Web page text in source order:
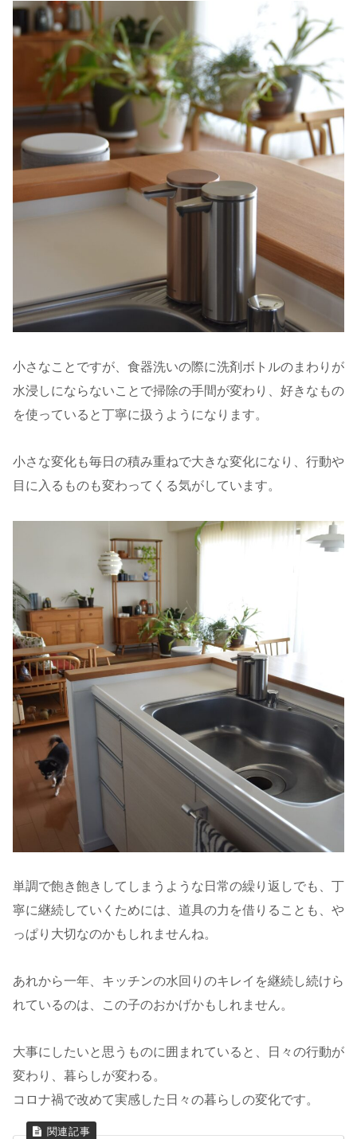
小さなことですが、食器洗いの際に洗剤ボトルのまわりが
水浸しにならないことで掃除の手間が変わり、好きなもの
を使っていると丁寧に扱うようになります。
小さな変化も毎日の積み重ねで大きな変化になり、行動や
目に入るものも変わってくる気がしています。
単調で飽き飽きしてしまうような日常の繰り返しでも、丁
寧に継続していくためには、道具の力を借りることも、や
っぱり大切なのかもしれませんね。
あれから一年、キッチンの水回りのキレイを継続し続けら
れているのは、この子のおかげかもしれません。
大事にしたいと思うものに囲まれていると、日々の行動が
変わり、暮らしが変わる。
コロナ禍で改めて実感した日々の暮らしの変化です。